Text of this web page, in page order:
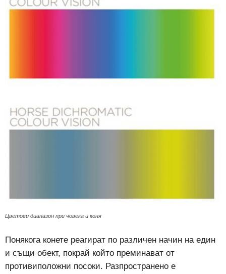
Цветови диапазон при човека и коня
Понякога конете реагират по различен начин на един
и същи обект, покрай който преминават от
противиположни посоки. Разпространено е